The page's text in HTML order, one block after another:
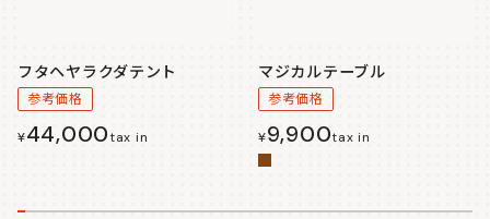
フタヘヤラクダテント
参考価格
¥44,000tax in
マジカルテーブル
参考価格
¥9,900tax in